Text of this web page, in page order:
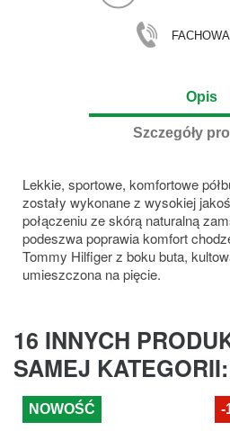
Opis
Szczegóły
Lekkie, sportowe, komfortowe
zostały wykonane z wysokiej
połączeniu ze skórą naturalną
podeszwa poprawia komfort
Tommy Hilfiger z boku buta,
umieszczona na pięcie.
16 INNYCH
SAMEJ KATEGORII:
NOWOŚĆ -